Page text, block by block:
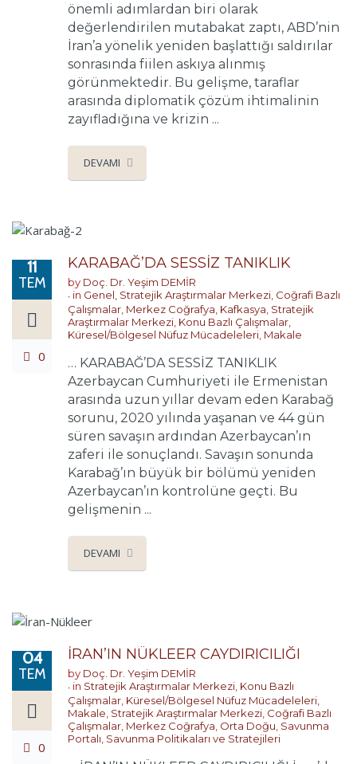
önemli adımlardan biri olarak
değerlendirilen mutabakat zaptı, ABD’nin
İran’a yönelik yeniden başlattığı saldırılar
sonrasında fiilen askıya alınmış
görünmektedir. Bu gelişme, taraflar
arasında diplomatik çözüm ihtimalinin
zayıfladığına ve krizin ...
DEVAMI
11
TEM
0
KARABAĞ’DA SESSİZ TANIKLIK
by Doç. Dr. Yeşim DEMİR
in Genel, Stratejik Araştırmalar Merkezi, Coğrafi Bazlı
Çalışmalar, Merkez Coğrafya, Kafkasya, Stratejik
Araştırmalar Merkezi, Konu Bazlı Çalışmalar,
Küresel/Bölgesel Nüfuz Mücadeleleri, Makale
… KARABAĞ’DA SESSİZ TANIKLIK
Azerbaycan Cumhuriyeti ile Ermenistan
arasında uzun yıllar devam eden Karabağ
sorunu, 2020 yılında yaşanan ve 44 gün
süren savaşın ardından Azerbaycan’ın
zaferi ile sonuçlandı. Savaşın sonunda
Karabağ’ın büyük bir bölümü yeniden
Azerbaycan’ın kontrolüne geçti. Bu
gelişmenin ...
DEVAMI
04
TEM
0
İRAN’IN NÜKLEER CAYDIRICILIĞI
by Doç. Dr. Yeşim DEMİR
in Stratejik Araştırmalar Merkezi Konu Bazlı
Çalışmalar Küresel/Bölgesel Nüfuz Mücadeleleri
Makale Stratejik Araştırmalar Merkezi Coğrafi Bazlı
Çalışmalar Merkez Coğrafya Orta Doğu Savunma
Portalı Savunma Politikaları ve Stratejileri